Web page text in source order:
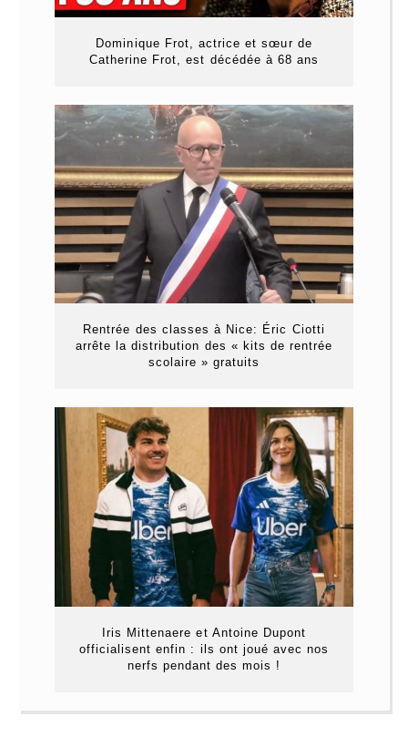
Dominique Frot, actrice et sœur de
Catherine Frot, est décédée à 68 ans
Rentrée des classes à Nice: Éric Ciotti
arrête la distribution des « kits de rentrée
scolaire » gratuits
Iris Mittenaere et Antoine Dupont
officialisent enfin : ils ont joué avec nos
nerfs pendant des mois !